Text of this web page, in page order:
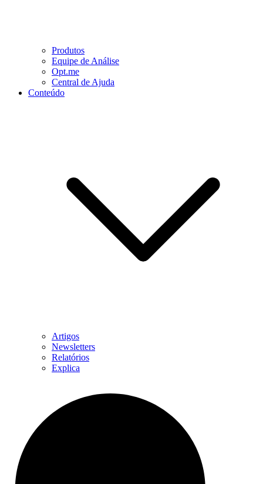
Produtos
Equipe de Análise
Opt.me
Central de Ajuda
Conteúdo
Artigos
Newsletters
Relatórios
Explica